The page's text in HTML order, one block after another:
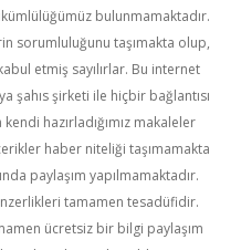
bulunmamaktadır.
sorumluluğunu taşımakta olup,
etmiş sayılırlar. Bu internet
şahıs şirketi ile hiçbir bağlantısı
hazırladığımız makaleler
haber niteliği taşımamakta
paylaşım yapılmamaktadır.
tamamen tesadüfidir.
ücretsiz bir bilgi paylaşım